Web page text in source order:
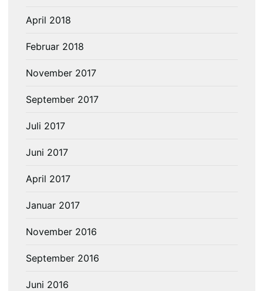
April 2018
Februar 2018
November 2017
September 2017
Juli 2017
Juni 2017
April 2017
Januar 2017
November 2016
September 2016
Juni 2016